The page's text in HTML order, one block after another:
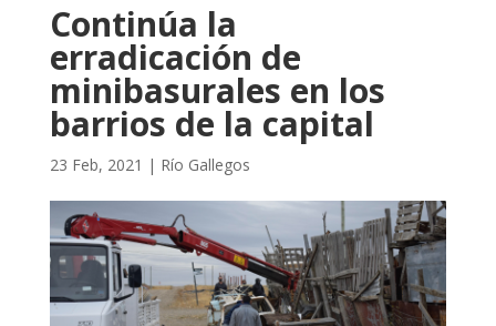
Continúa la
erradicación de
minibasurales en los
barrios de la capital
23 Feb, 2021 | Río Gallegos